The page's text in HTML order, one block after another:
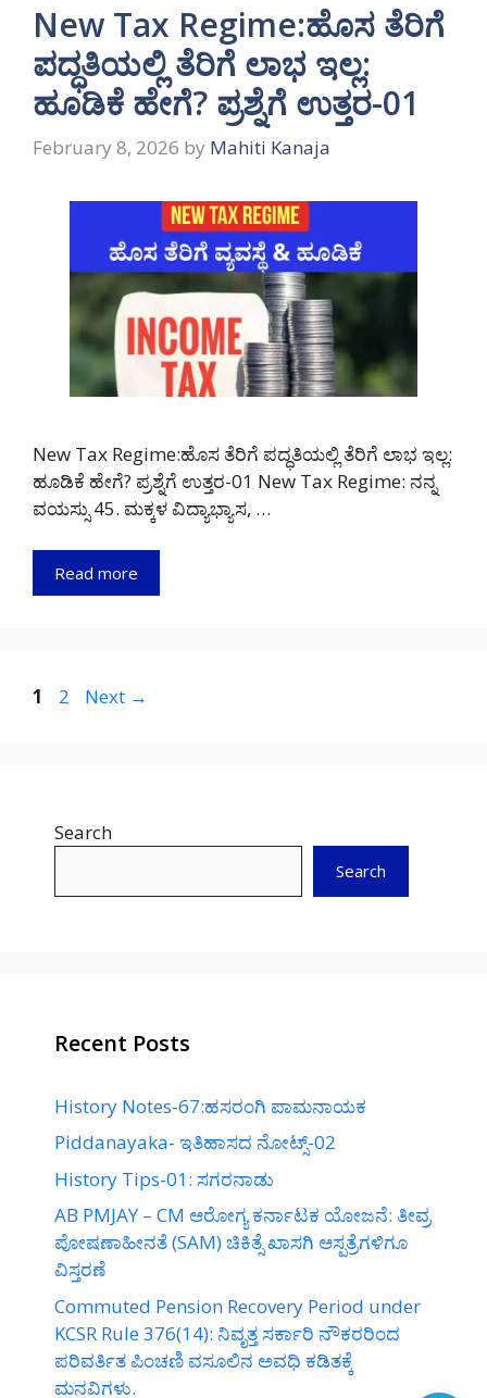
New Tax Regime:ಹೊಸ ತೆರಿಗೆ
ಪದ್ಧತಿಯಲ್ಲಿ ತೆರಿಗೆ ಲಾಭ ಇಲ್ಲ:
ಹೂಡಿಕೆ ಹೇಗೆ? ಪ್ರಶ್ನೆಗೆ ಉತ್ತರ-01
February 8, 2026 by Mahiti Kanaja
New Tax Regime:ಹೊಸ ತೆರಿಗೆ ಪದ್ಧತಿಯಲ್ಲಿ ತೆರಿಗೆ ಲಾಭ ಇಲ್ಲ:
ಹೂಡಿಕೆ ಹೇಗೆ? ಪ್ರಶ್ನೆಗೆ ಉತ್ತರ-01 New Tax Regime: ನನ್ನ
ವಯಸ್ಸು 45. ಮಕ್ಕಳ ವಿದ್ಯಾಭ್ಯಾಸ, …
Read more
Page
1 Page
2 Next →
Search
Search
Recent Posts
History Notes-67:ಹಸರಂಗಿ ಪಾಮನಾಯಕ
Piddanayaka- ಇತಿಹಾಸದ ನೋಟ್ಸ್-02
History Tips-01: ಸಗರನಾಡು
AB PMJAY – CM ಆರೋಗ್ಯ ಕರ್ನಾಟಕ ಯೋಜನೆ: ತೀವ್ರ
ಪೋಷಣಾಹೀನತೆ (SAM) ಚಿಕಿತ್ಸೆ ಖಾಸಗಿ ಆಸ್ಪತ್ರೆಗಳಿಗೂ
ವಿಸ್ತರಣೆ
Commuted Pension Recovery Period under
KCSR Rule 376(14): ನಿವೃತ್ತ ಸರ್ಕಾರಿ ನೌಕರರಿಂದ
ಪರಿವರ್ತಿತ ಪಿಂಚಣಿ ವಸೂಲಿನ ಅವಧಿ ಕಡಿತಕ್ಕೆ
ಮನವಿಗಳು.